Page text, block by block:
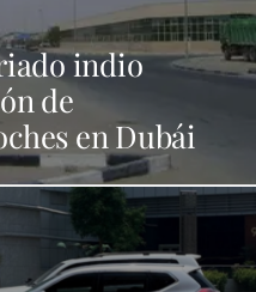
indio
de
en Dubái